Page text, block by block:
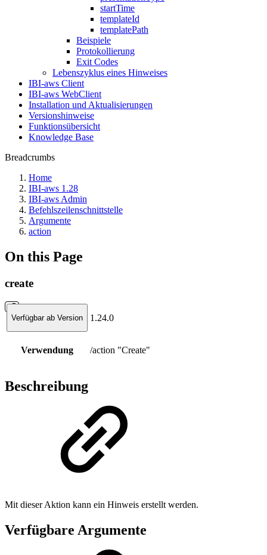
startTime
templateId
templatePath
Beispiele
Protokollierung
Exit Codes
Lebenszyklus eines Hinweises
IBI-aws Client
IBI-aws WebClient
Installation und Aktualisierungen
Versionshinweise
Funktionsübersicht
Knowledge Base
Breadcrumbs
Home
IBI-aws 1.28
IBI-aws Admin
Befehlszeilenschnittstelle
Argumente
action
On this Page
create
Verfügbar ab Version 1.24.0
Verwendung /action "Create"
Beschreibung
Mit dieser Aktion kann ein Hinweis erstellt werden.
Verfügbare Argumente